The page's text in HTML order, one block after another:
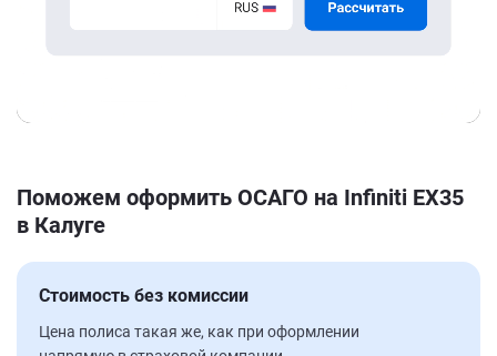
Поможем оформить ОСАГО на Infiniti EX35
в Калуге
Стоимость без комиссии
Цена полиса такая же, как при оформлении